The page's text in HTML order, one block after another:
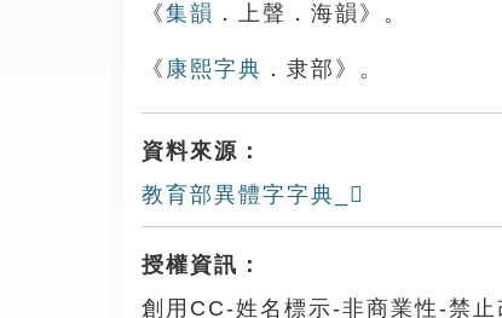
《集韻 ．上聲．海韻》。
《 康熙字典 ．隶部》。
資料來源：
教育部異體字字典_𨽿
授權資訊：
創用CC-姓名標示-非商業性-禁